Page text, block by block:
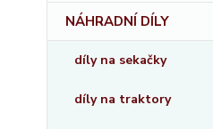
NÁHRADNÍ DÍLY
díly na sekačky
díly na traktory